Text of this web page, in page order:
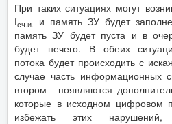
При таких ситуациях могут
fсч.и. и память ЗУ будет
память ЗУ будет пуста и в
будет нечего. В обеих
потока будет происходить с
случае часть информационных
втором - появляются
которые в исходном цифровом
избежать этих нарушений,